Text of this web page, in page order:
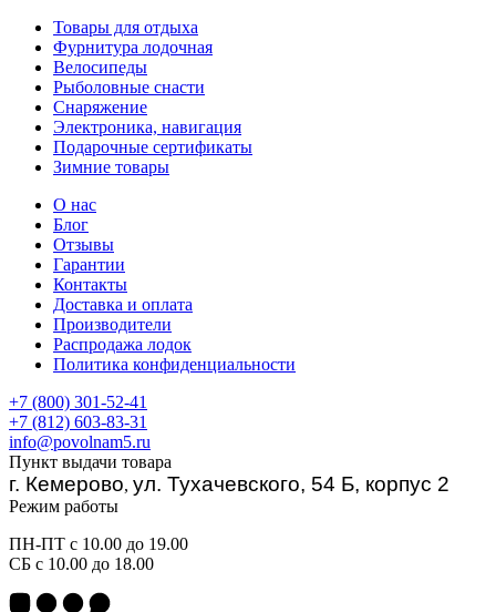
Товары для отдыха
Фурнитура лодочная
Велосипеды
Рыболовные снасти
Снаряжение
Электроника, навигация
Подарочные сертификаты
Зимние товары
О нас
Блог
Отзывы
Гарантии
Контакты
Доставка и оплата
Производители
Распродажа лодок
Политика конфиденциальности
+7 (800) 301-52-41
+7 (812) 603-83-31
info@povolnam5.ru
Пункт выдачи товара
г. Кемерово, ул. Тухачевского, 54 Б, корпус 2
Режим работы
ПН-ПТ с 10.00 до 19.00
СБ с 10.00 до 18.00